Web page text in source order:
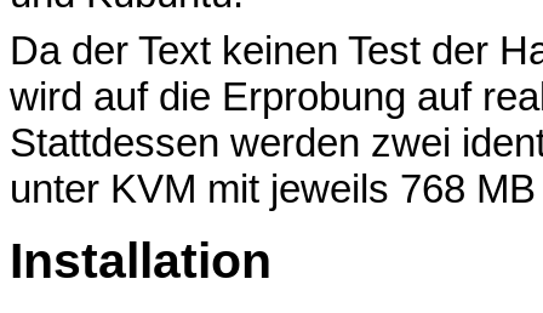
Da der Text keinen Test der
wird auf die Erprobung auf
Stattdessen werden zwei
unter KVM mit jeweils 768
Installation